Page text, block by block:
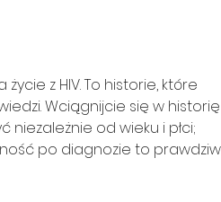
życie z HIV. To historie, które
Wciągnijcie się w historię
od wieku i płci;
po diagnozie to